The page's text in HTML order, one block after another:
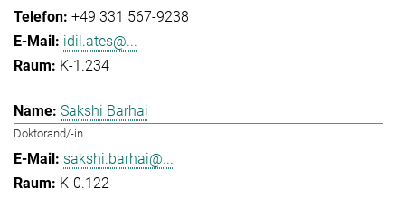
+49 331 567-9238
idil.ates@...
K-1.234
Sakshi Barhai
Doktorand/-in
sakshi.barhai@...
K-0.122